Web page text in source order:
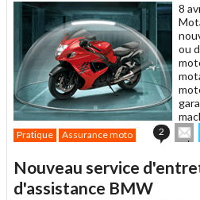
8
ou
Pratique Assurance moto 2
cet
à
Nouveau service
d'assistance BMW